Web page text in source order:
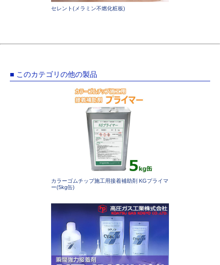
セレント(メラミン不燃化粧板)
■ このカテゴリの他の製品
カラーゴムチップ施工用接着補助剤 KGプライマ
ー(5kg缶)